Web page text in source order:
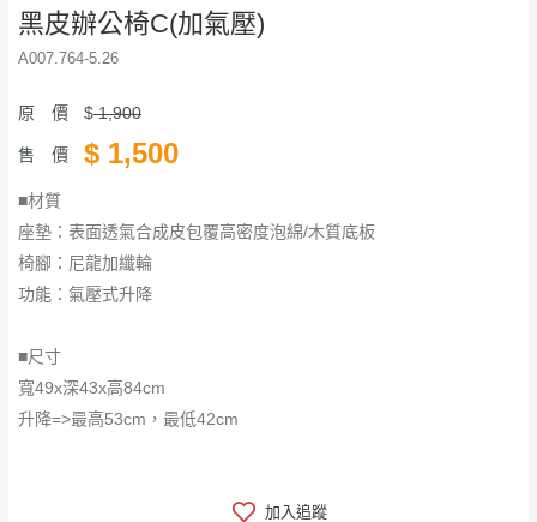
黑皮辦公椅C(加氣壓)
A007.764-5.26
原 價 $1,900
售 價 $ 1,500
■材質
座墊：表面透氣合成皮包覆高密度泡綿/木質底板
椅腳：尼龍加纖輪
功能：氣壓式升降
■尺寸
寬49x深43x高84cm
升降=>最高53cm，最低42cm
加入追蹤